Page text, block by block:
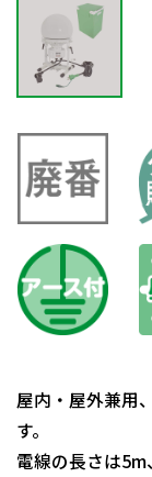
屋内・屋外兼用
す。
電線の長さは5m